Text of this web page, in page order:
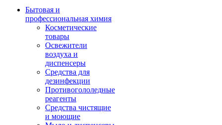
Бытовая и
профессиональная химия
Косметические
товары
Освежители
воздуха и
диспенсеры
Средства для
дезинфекции
Противогололедные
реагенты
Средства чистящие
и моющие